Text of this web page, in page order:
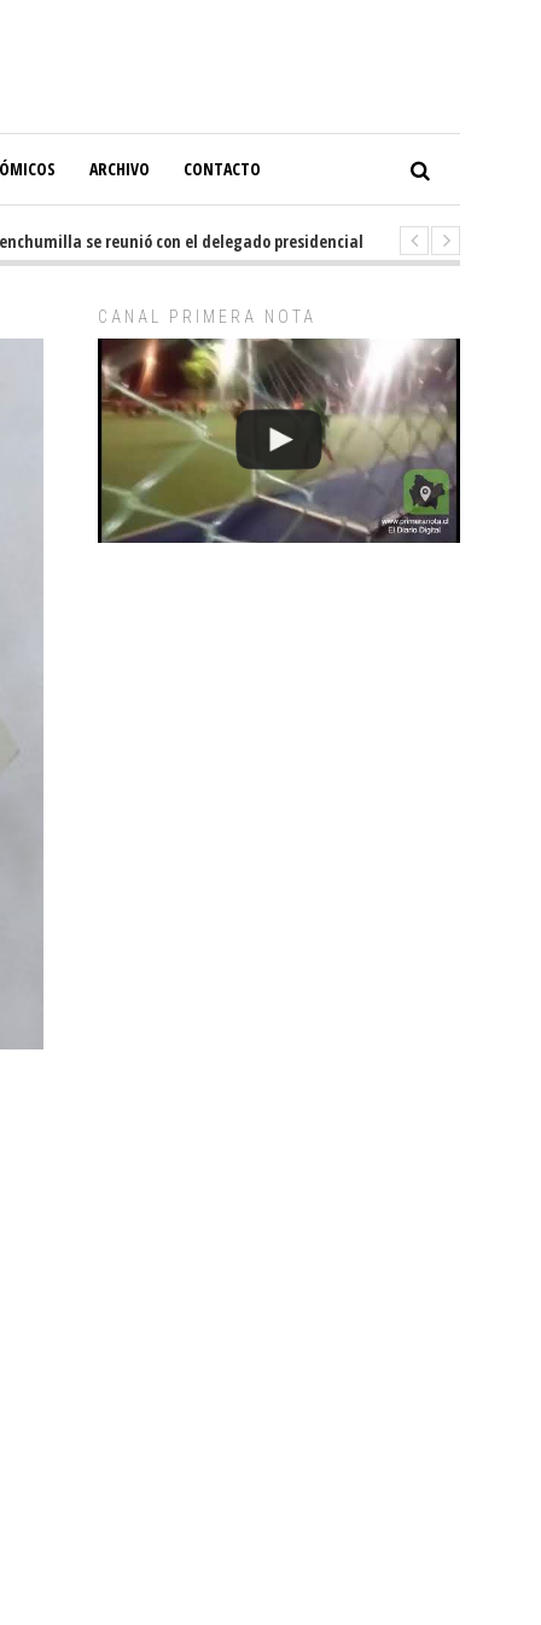
ARCHIVO CONTACTO
se reunió con el delegado presidencial de La Araucanía, en
CANAL PRIMERA NOTA